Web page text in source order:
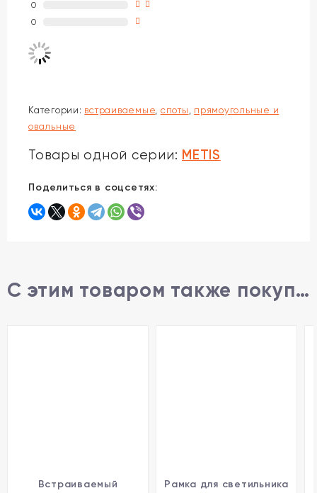
0
0
Категории: встраиваемые споты
прямоугольные и
овальные
Товары одной серии: METIS
Поделиться в соцсетях:
С этим товаром также покупают
Встраиваемый
Рамка для светильника